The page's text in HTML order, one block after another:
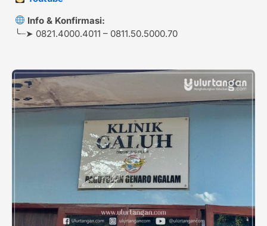
Info & Konfirmasi:
╰┈➤ 0821.4000.4011 – 0811.50.5000.70